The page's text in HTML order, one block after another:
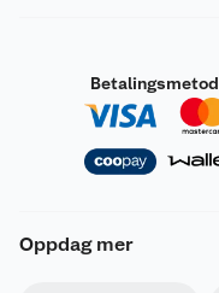
Oppdag mer